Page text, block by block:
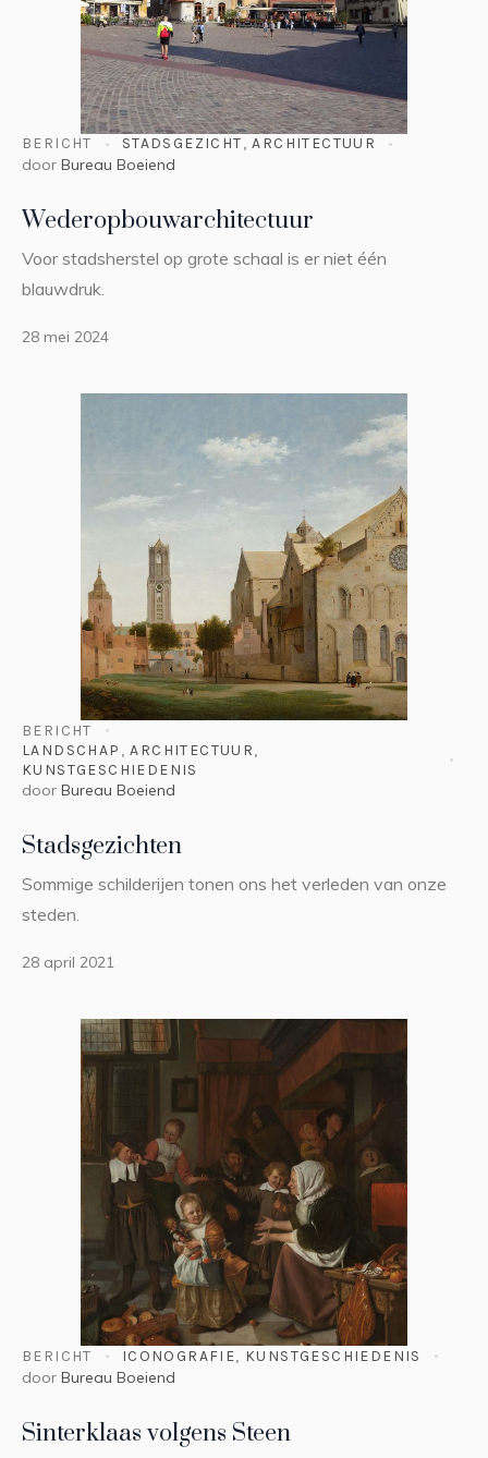
BERICHT STADSGEZICHT,ARCHITECTUUR
door Bureau Boeiend
Wederopbouwarchitectuur
Voor stadsherstel op grote schaal is er niet één
blauwdruk.
28 mei 2024
BERICHT
LANDSCHAP ,ARCHITECTUUR,
KUNSTGESCHIEDENIS
door Bureau Boeiend
Stadsgezichten
Sommige schilderijen tonen ons het verleden van onze
steden.
28 april 2021
BERICHT ICONOGRAFIE, KUNSTGESCHIEDENIS
door Bureau Boeiend
Sinterklaas volgens Steen